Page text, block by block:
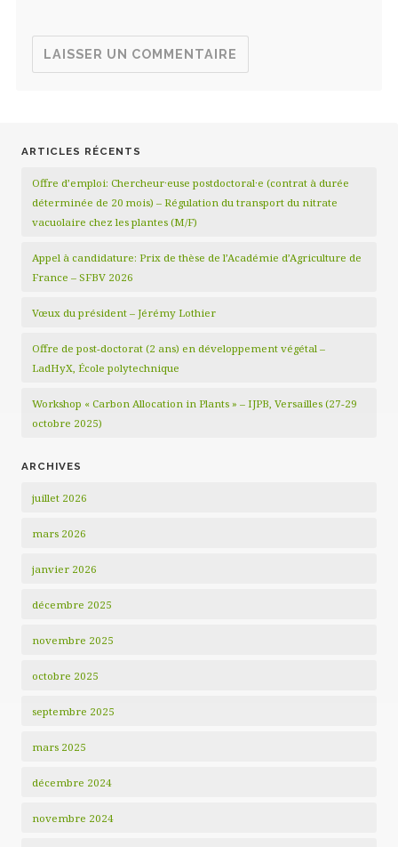
ARTICLES RÉCENTS
Offre d’emploi: Chercheur·euse postdoctoral·e (contrat à durée
déterminée de 20 mois) – Régulation du transport du nitrate
vacuolaire chez les plantes (M/F)
Appel à candidature: Prix de thèse de l’Académie d’Agriculture de
France – SFBV 2026
Vœux du président – Jérémy Lothier
Offre de post-doctorat (2 ans) en développement végétal –
LadHyX, École polytechnique
Workshop « Carbon Allocation in Plants » – IJPB, Versailles (27-29
octobre 2025)
ARCHIVES
juillet 2026
mars 2026
janvier 2026
décembre 2025
novembre 2025
octobre 2025
septembre 2025
mars 2025
décembre 2024
novembre 2024